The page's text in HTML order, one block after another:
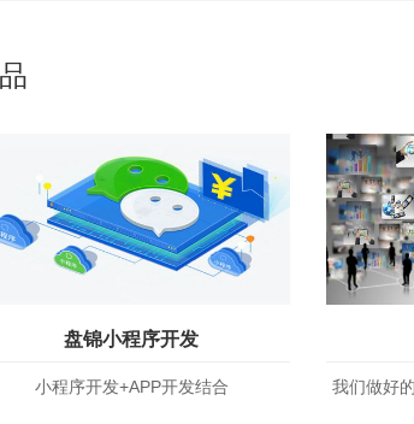
盘锦小程序开发
小程序开发+APP开发结合
我们做好